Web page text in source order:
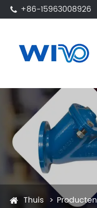
 +86-15963008926
Thuis Producten